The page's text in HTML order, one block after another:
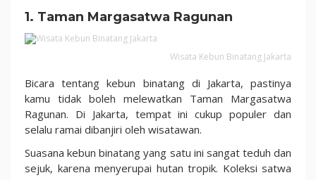
1. Taman Margasatwa Ragunan
Wisata Kebun Binatang Jakarta
Bicara tentang kebun binatang di Jakarta, pastinya
kamu tidak boleh melewatkan Taman Margasatwa
Ragunan. Di Jakarta, tempat ini cukup populer dan
selalu ramai dibanjiri oleh wisatawan.
Suasana kebun binatang yang satu ini sangat teduh dan
sejuk, karena menyerupai hutan tropik. Koleksi satwa